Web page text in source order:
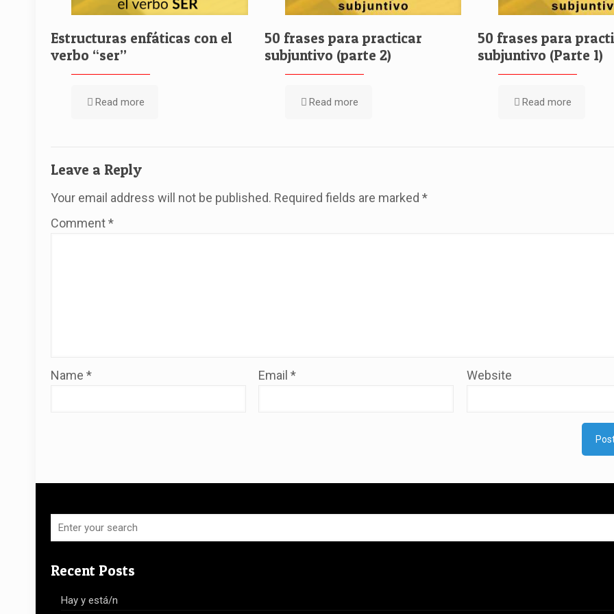
Estructuras enfáticas con el
verbo “ser”
Read more
50 frases para practicar
subjuntivo (parte 2)
Read more
50 frases para
subjuntivo (Parte 1)
Read more
Leave a Reply
Your email address will not be published. Required fields are marked *
Comment*
Name * Email* Website
Recent Posts
Hay y está/n